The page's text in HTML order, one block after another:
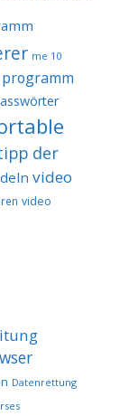
me 10
der
video
video
Datenrettung